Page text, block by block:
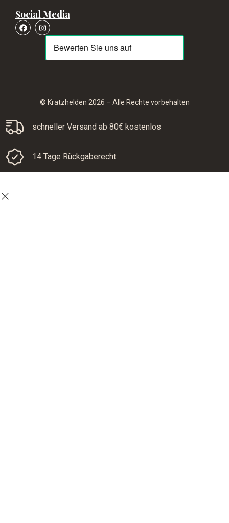
Social Media
© Kratzhelden 2026 – Alle Rechte vorbehalten
schneller Versand ab 80€ kostenlos
14 Tage Rückgaberecht